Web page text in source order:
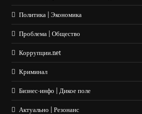
Политика | Экономика
Проблема | Общество
Коррупции.net
Криминал
Бизнес-инфо | Дикое поле
Актуально | Резонанс